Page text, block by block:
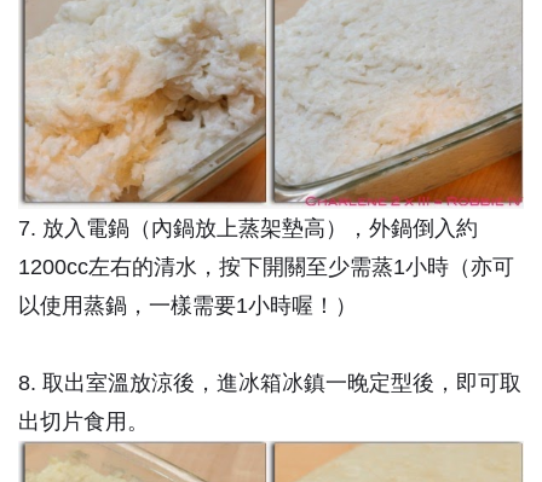
7. 放入電鍋（內鍋放上蒸架墊高），外鍋倒入約
1200cc左右的清水，按下開關至少需蒸1小時（亦可
以使用蒸鍋，一樣需要1小時喔！）
8. 取出室溫放涼後，進冰箱冰鎮一晚定型後，即可取
出切片食用。